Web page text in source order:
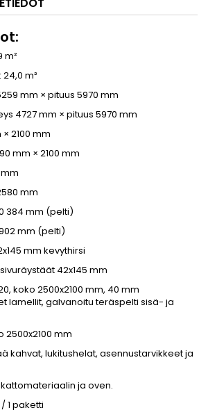
m²
m²
mm × pituus 5970 mm
4727 mm × pituus 5970 mm
2100 mm
mm × 2100 mm
mm
384 mm (pelti)
mm (pelti)
mm kevythirsi
42x145 mm
koko 2500x2100 mm, 40 mm
lamellit, galvanoitu teräspelti sisä- ja
mm
kahvat, lukitushelat, asennustarvikkeet ja
ja oven.
1 paketti